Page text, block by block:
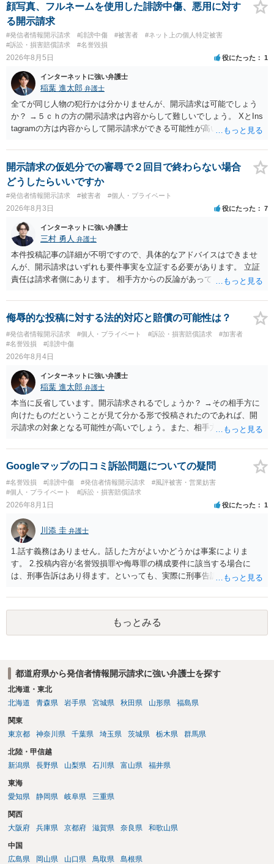
顔写真、フルネームを使用した誹謗中傷、悪用に対す
る開示請求
#発信者情報開示請求 #誹謗中傷 #被害者
#ネット上の個人特定被害
#訴訟・損害賠償請求
#名誉毀損
2026年8月5日 役にたった 1
インターネットに強い弁護士
稲葉 進太郎 弁護士
全てが同じ人物の犯行かは分かりませんが、開示請求は可能でしょう
か？ →５ｃｈの方の開示請求は内容からして難しいでしょう。 XとIns
tagramの方は内容からして開示請求ができる可能性が高いでしょう。
いでしょう。７月中にアカウントが削除されている場合、今から進め
ても失敗する可能性が高いように思われます。 相手を特定できた場
合、相手に全ての弁護士費用を負担させることは可能でしょうか？ →
訴訟外の交渉で相手方が認めれば負担させることができるでしょう。
訴訟で判決となった場合は、実際の弁護士費用が認められる場合と認
められない場合があり何ともいえないところでしょう。
開示請求の仮処分での審尋で２回目で終わらない場合
どうしたらいいですか
#発信者情報開示請求 #被害者 #個人・プライベート
2026年8月3日 役にたった 7
インターネットに強い弁護士
三村 勇人 弁護士
本件投稿記事の詳細が不明ですので、具体的なアドバイスはできませ
んが、開示請求はいずれも要件事実を立証する必要があります。 立証
責任は請求者側にあります。 相手方からの反論があっても、裁判官が
方が口頭で反論したのは、仮処分は迅速性が要求されるためです。 書
面での反論となれば、より遅延する可能性がございます。 また、本件
はXのため、APのIPアドレスの保存期間の問題もございます。 開示請
求は法律知識が不可欠ですが、それだけでは足りず、実務を踏まえた
方法を選択することが重要です。
侮辱的な投稿に対する法的対応と賠償の可能性は？
#発信者情報開示請求 #個人・プライベート #訴訟・損害賠償請求
#加害者
#名誉毀損
#誹謗中傷
2026年8月4日
インターネットに強い弁護士
稲葉 進太郎 弁護士
本当に反省しています。開示請求されるでしょうか？ →その相手方に
向けたものだということが見て分かる形で投稿されたのであれば、開
示請求の対象となる可能性が高いでしょう。また、相手方の投稿した
と存じます。発信者情報開示請求が進むと、投稿に使った回線の契約
者のところに、意見照会がなされます。アカウント情報開示の場合
は、アカウントの登録メールに意見照会がなされます。 また、された
場合賠償金はいくらでしょうか。 →ケースバイケースであり、数万円
から１００万単位まで様々でしょう。裁判外であれば交渉して相手方
Googleマップの口コミ訴訟問題についての疑問
#名誉毀損 #誹謗中傷 #発信者情報開示請求
#風評被害・営業妨害
#個人・プライベート
#訴訟・損害賠償請求
2026年8月1日 役にたった 1
川添 圭 弁護士
1.話す義務はありません。話した方がよいかどうかは事案によりま
す。 2.投稿内容が名誉毀損罪や侮辱罪の構成要件に該当する場合に
は、刑事告訴はあり得ます。といっても、実際に刑事告訴に動くかど
です。Googleは電話番号の開示請求もできることが多いので、少しで
も特定可能になるよう、複数ルートで開示請求が行われることが多い
です。さらにいえば、利用者からの口コミ投稿の場合、開示請求者は
ある程度対象者を特定できている（ただし証拠による裏付けか必要な
もっとみる
都道府県から発信者情報開示請求に強い弁護士を探す
北海道・東北
北海道
青森県 岩手県 宮城県 秋田県 山形県 福島県
関東
東京都
神奈川県 千葉県 埼玉県 茨城県 栃木県 群馬県
北陸・甲信越
新潟県
長野県 山梨県 石川県 富山県 福井県
東海
愛知県
静岡県 岐阜県 三重県
関西
大阪府
兵庫県 京都府 滋賀県 奈良県 和歌山県
中国
広島県
岡山県 山口県 鳥取県 島根県